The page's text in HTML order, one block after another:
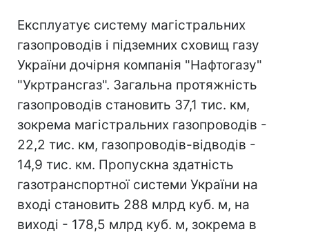
Експлуатує систему магістральних
газопроводів і підземних сховищ газу
України дочірня компанія "Нафтогазу"
"Укртрансгаз". Загальна протяжність
газопроводів становить 37,1 тис. км,
зокрема магістральних газопроводів -
22,2 тис. км, газопроводів-відводів -
14,9 тис. км. Пропускна здатність
газотранспортної системи України на
вході становить 288 млрд куб. м, на
виході - 178,5 млрд куб. м, зокрема в